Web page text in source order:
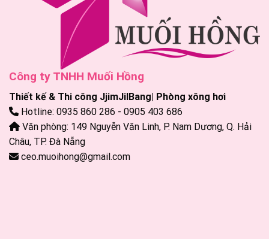
Công ty TNHH Muối Hồng
Thiết kế & Thi công JjimJilBang| Phòng xông hơi
Hotline: 0935 860 286 - 0905 403 686
Văn phòng: 149 Nguyễn Văn Linh, P. Nam Dương, Q. Hải
Châu, TP. Đà Nẵng
ceo.muoihong@gmail.com